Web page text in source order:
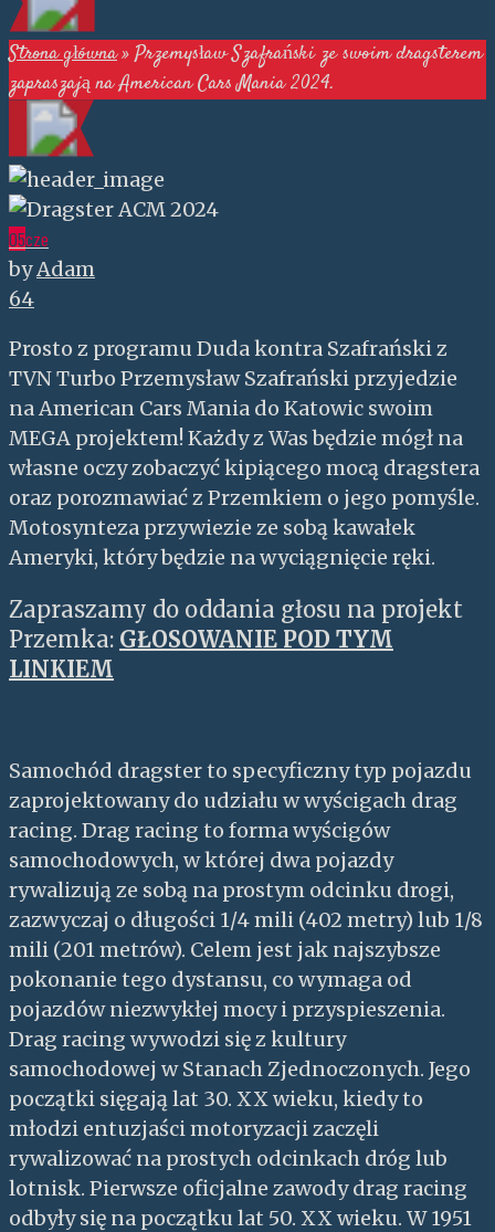
Strona główna»Przemysław Szafrański ze swoim dragsterem
zapraszają na American Cars Mania 2024.
05cze
byAdam
64
Prosto z programu Duda kontra Szafrański z
TVN Turbo Przemysław Szafrański przyjedzie
na American Cars Mania do Katowic swoim
MEGA projektem! Każdy z Was będzie mógł na
własne oczy zobaczyć kipiącego mocą dragstera
oraz porozmawiać z Przemkiem o jego pomyśle.
Motosynteza przywiezie ze sobą kawałek
Ameryki, który będzie na wyciągnięcie ręki.
Zapraszamy do oddania głosu na projekt
Przemka: GŁOSOWANIE POD TYM
LINKIEM
Samochód dragster to specyficzny typ pojazdu
zaprojektowany do udziału w wyścigach drag
racing. Drag racing to forma wyścigów
samochodowych, w której dwa pojazdy
rywalizują ze sobą na prostym odcinku drogi,
zazwyczaj o długości 1/4 mili (402 metry) lub 1/8
mili (201 metrów). Celem jest jak najszybsze
pokonanie tego dystansu, co wymaga od
pojazdów niezwykłej mocy i przyspieszenia.
Drag racing wywodzi się z kultury
samochodowej w Stanach Zjednoczonych. Jego
początki sięgają lat 30. XX wieku, kiedy to
młodzi entuzjaści motoryzacji zaczęli
rywalizować na prostych odcinkach dróg lub
lotnisk. Pierwsze oficjalne zawody drag racing
odbyły się na początku lat 50. XX wieku. W 1951